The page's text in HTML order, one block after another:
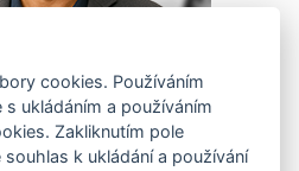
cookies. Používáním
ukládáním a používáním
Zakliknutím pole
k ukládání a používání